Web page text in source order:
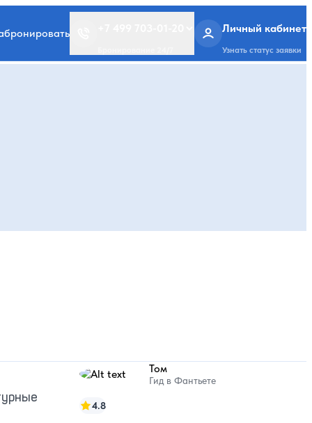
Личный кабинет
Узнать статус заявки
Том
Гид в Фантьете
4.8